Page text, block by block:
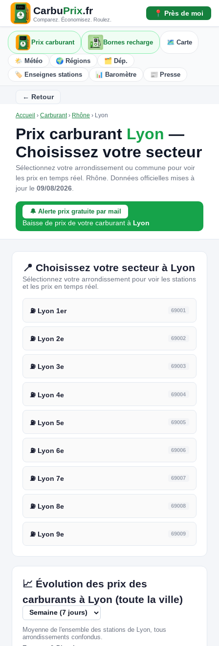
CarbuPrix.fr
Comparez. Économisez. Roulez.
📍 Près de moi
Prix carburant Bornes recharge 🗺️ Carte
🌤️ Météo 🌍 Régions
🗂️ Dép.
🏷️ Enseignes stations
📊 Baromètre 📰 Presse
← Retour
Accueil › Carburant› Rhône › Lyon
Prix carburant Lyon —
Choisissez votre secteur
Sélectionnez votre arrondissement ou commune pour voir
les prix en temps réel. Rhône. Données officielles mises à
jour le 09/08/2026.
🔔 Alerte prix gratuite par mail
Baisse de prix de votre carburant à Lyon
📍 Choisissez votre secteur à Lyon
Sélectionnez votre arrondissement pour voir les stations
et les prix en temps réel.
⛽ Lyon 1er 69001
⛽ Lyon 2e 69002
⛽ Lyon 3e 69003
⛽ Lyon 4e 69004
⛽ Lyon 5e 69005
⛽ Lyon 6e 69006
⛽ Lyon 7e 69007
⛽ Lyon 8e 69008
⛽ Lyon 9e 69009
📈 Évolution des prix des
carburants à Lyon (toute la ville)
Moyenne de l'ensemble des stations de Lyon, tous
arrondissements confondus.